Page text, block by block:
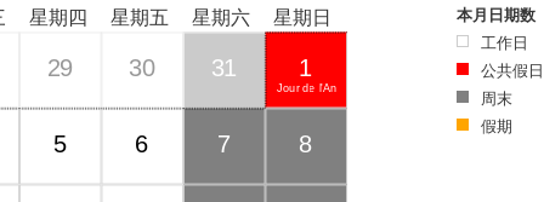
星期四 星期五 星期六 星期日
29 30 31
Jour de l'An
1
5 6 7 8
本月日期数
工作日
公共假日
周末
假期